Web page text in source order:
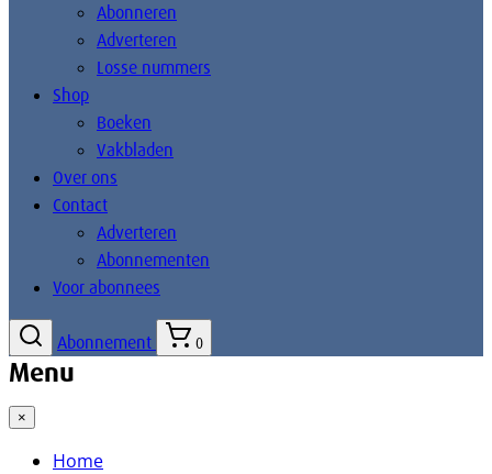
Abonneren
Adverteren
Losse nummers
Shop
Boeken
Vakbladen
Over ons
Contact
Adverteren
Abonnementen
Voor abonnees
Abonnement 0
Menu
×
Home